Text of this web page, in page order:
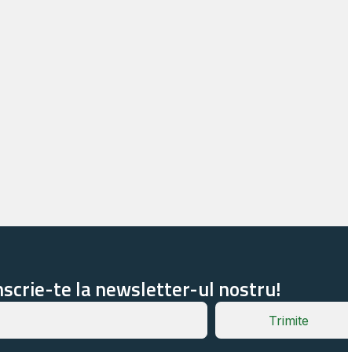
te la newsletter-ul nostru!
Trimite